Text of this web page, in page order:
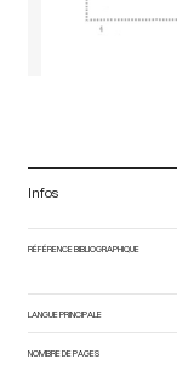
Infos
RÉFÉRENCE BIBLIOGRAPHIQUE
LANGUE PRINCIPALE
NOMBRE DE PAGES